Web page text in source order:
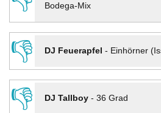
Bodega-Mix
👎
DJ Feuerapfel - Einhörner
👎
DJ Tallboy- 36 Grad